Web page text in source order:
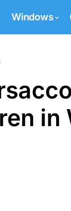
Windows
in